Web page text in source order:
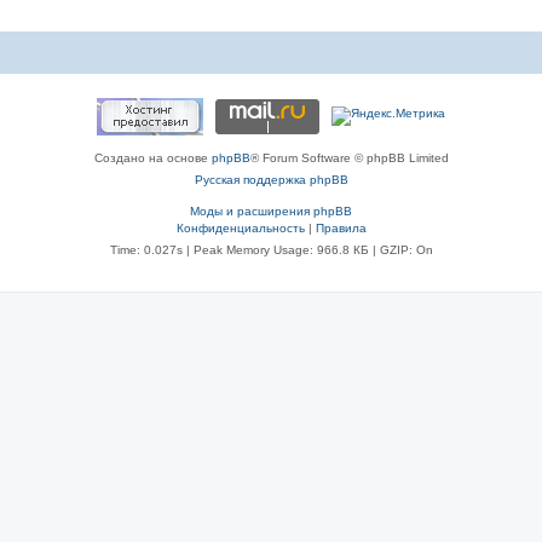
Создано на основе phpBB® Forum Software © phpBB Limited
Русская поддержка phpBB
Моды и расширения phpBB
Конфиденциальность| Правила
Time: 0.027s| Peak Memory Usage: 966.8 КБ | GZIP: On